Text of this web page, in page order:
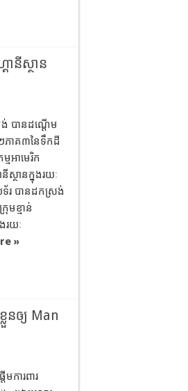
នីស្ថាន
បានដណ្តើម
ភាគ៣នៃទឹកដី
មអាមេរិក
ថានក្នុងរយៈ
រ បានដកស្រង់
មខ្មាន់
រយៈ
»
នឲ្យ Man
ការពារ